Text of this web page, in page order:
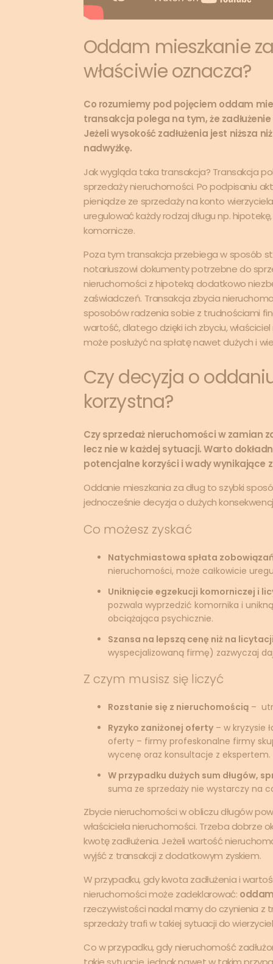
Oddam mieszkanie
właściwie oznacza?
Co rozumiemy pod pojęciem oddam
transakcja polega na tym, że
Jeżeli wysokość zadłużenia jest niższa
nadwyżkę.
Jak wygląda taka transakcja? Transakcja
sprzedaży nieruchomości. Po podpisaniu
pieniądze ze sprzedaży na konto
uregulować każdy rodzaj długu np.
komornicze.
Poza tym transakcja przebiega w sposób
notariuszowi dokumenty potrzebne do
nieruchomości z hipoteką dodatkowo
zaświadczeń. Transakcja zbycia
sposobów radzenia sobie z trudnościami
wartość, dlatego dzięki ich zbyciu,
może posłużyć na spłatę nawet dużych i
Czy decyzja o
korzystna?
Czy sprzedaż nieruchomości w zamian
lecz nie w każdej sytuacji. Warto
potencjalne korzyści i wady wynikające
Oddanie mieszkania za dług to szybki
jednocześnie decyzja o dużych
Co możesz zyskać
Natychmiastowa spłata
nieruchomości, może całkowicie
Uniknięcie egzekucji komorniczej i
pozwala wyprzedzić komornika i
obciążająca psychicznie.
Szansa na lepszą cenę niż na
wyspecjalizowaną firmę) zazwyczaj
Z czym musisz się liczyć
Rozstanie się z nieruchomością –
Ryzyko zaniżonej oferty – w kryzysie
oferty – firmy profeskonalne firmy
wycenę oraz konsultacje z ekspertem.
W przypadku dużych sum długów,
suma ze sprzedaży nie wystarczy na
Zbycie nieruchomości w obliczu długów
właściciela nieruchomości. Trzeba dobrze
kwotę zadłużenia. Jeżeli wartość
wyjść z transakcji z dodatkowym zyskiem.
W przypadku, gdy kwota zadłużenia i
nieruchomości może zadeklarować:
rzeczywistości nadal mamy do czynienia z
sprzedaży trafi w takiej sytuacji do
Co w przypadku, gdy nieruchomość